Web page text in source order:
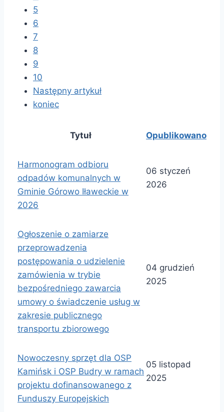
5
6
7
8
9
10
Następny artykuł
koniec
Tytuł Opublikowano
Harmonogram odbioru
odpadów komunalnych w
Gminie Górowo Iławeckie w
2026
06 styczeń
2026
Ogłoszenie o zamiarze
przeprowadzenia
postępowania o udzielenie
zamówienia w trybie
bezpośredniego zawarcia
umowy o świadczenie usług w
zakresie publicznego
transportu zbiorowego
04 grudzień
2025
Nowoczesny sprzęt dla OSP
Kamińsk i OSP Budry w ramach
projektu dofinansowanego z
Funduszy Europejskich
05 listopad
2025